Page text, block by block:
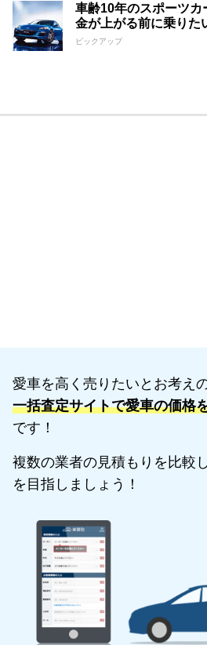
車齢10年のスポーツ
金が上がる前に乗りた
ピックアップ
愛車を高く売りたいとお考え
一括査定サイトで愛車の価格
です！
複数の業者の見積もりを比較
を目指しましょう！